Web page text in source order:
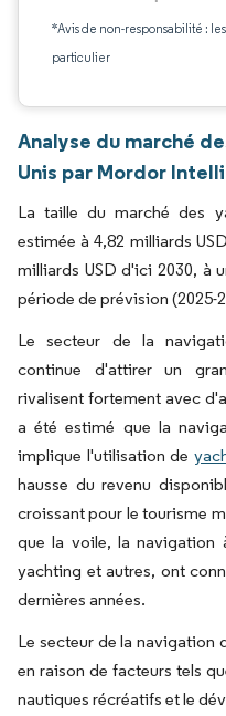
*Avis de non-responsabilité :
particulier
Analyse du marché
Unis par Mordor
La taille du marché des
estimée à 4,82 milliards
milliards USD d'ici 2030, à
période de prévision (2025-
Le secteur de la
continue d'attirer un
rivalisent fortement avec
a été estimé que la
implique l'utilisation de
hausse du revenu
croissant pour le tourisme
que la voile, la navigation
yachting et autres, ont
dernières années.
Le secteur de la navigation
en raison de facteurs tels
nautiques récréatifs et le